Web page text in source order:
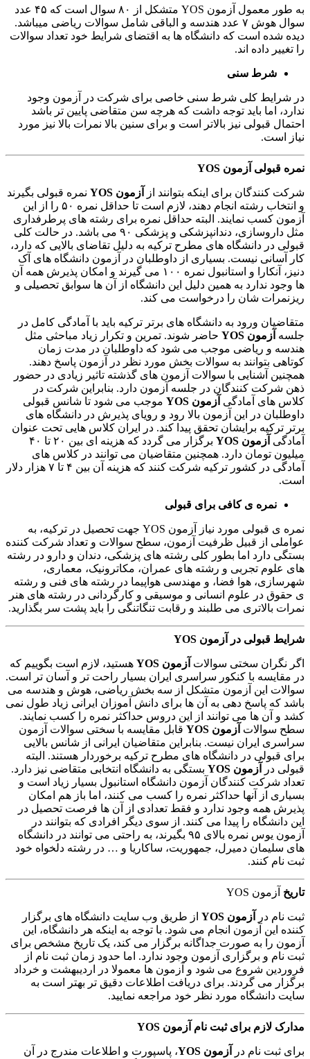
به طور معمول آزمون YOS متشکل از ۸۰ سوال است که ۴۵ عدد
سوال هوش ۷ عدد هندسه و الباقی شامل سوالات ریاضی میباشد.
دیده شده است که دانشگاه ها به اقتضای شرایط خود تعداد سوالات
را تغییر داده اند.
شرط سنی
در شرایط کلی شرط سنی خاصی برای شرکت در آزمون وجود
ندارد، اما باید توجه داشت که هرچه سن متقاضی پایین تر باشد
احتمال قبولی نیز بالاتر است و برای سنین بالا نمرات بالا نیز مورد
نیاز است.
نمره قبولی آزمون YOS
شرکت کنندگان برای اینکه بتوانند از آزمون YOS نمره قبولی بگیرند
و انتخاب رشته انجام دهند، لازم است تا حداقل نمره ۵۰ را از این
آزمون کسب نمایند. البته حداقل نمره برای رشته های پرطرفداری
مثل داروسازی، دندانپزشکی و پزشکی ۹۰ می باشد. در حالت کلی
قبولی در دانشگاه های مطرح ترکیه به دلیل تقاضای بالایی که دارد،
کار آسانی نیست. بسیاری از داوطلبان در آزمون دانشگاه های آک
دنیز، آنکارا و استانبول نمره ۱۰۰ می گیرند و امکان پذیرش همه آن
ها وجود ندارد به همین دلیل این دانشگاه از آن ها سوابق تحصیلی و
ریزنمرات شان را درخواست می کند.
متقاضیان ورود به دانشگاه های برتر ترکیه باید با آمادگی کامل در
جلسه آزمون YOS حاضر شوند. تمرین و تکرار زیاد مباحثی مثل
هندسه و ریاضی موجب می شود که داوطلبان در مدت زمان
کوتاهی بتوانند به سوالات بخش مورد نظر در آزمون پاسخ دهند.
همچنین آشنایی با سوالات آزمون های گذشته تاثیر زیادی در حضور
ذهن شرکت کنندگان در جلسه آزمون دارد. بنابراین شرکت در
کلاس های آمادگی آزمون YOS موجب می شود تا شانس قبولی
داوطلبان در این آزمون بالا رود و رویای پذیرش در دانشگاه های
برتر ترکیه برایشان تحقق پیدا کند. در ایران کلاس هایی تحت عنوان
آمادگی آزمون YOS
برگزار می گردد که هزینه ای بین ۲۰ تا ۴۰
میلیون تومان دارد. همچنین متقاضیان می توانند در کلاس های
آمادگی در کشور ترکیه شرکت کنند که هزینه آن بین ۴ تا ۷ هزار دلار
است.
نمره ی کافی برای قبولی
نمره ی قبولی مورد نیاز آزمون YOS جهت تحصیل در ترکیه، به
عواملی از قبیل ظرفیت آزمون، سطح سوالات و تعداد شرکت کننده
بستگی دارد اما بطور کلی رشته های پزشکی، دندان و دارو در رشته
های علوم تجربی و رشته های عمران، مکاترونیک، معماری،
شهرسازی، هوا فضا، و مهندسی هواپیما در رشته های فنی و رشته
ی حقوق در علوم انسانی و موسیقی و کارگردانی در رشته های هنر
نمرات بالاتری می طلبند و رقابت تنگاتنگی را باید پشت سر بگذارید.
شرایط قبولی در آزمون YOS
اگر نگران سختی سوالات آزمون YOS
هستید، لازم است بگوییم که
در مقایسه با کنکور سراسری ایران بسیار راحت تر و آسان تر است.
سوالات این آزمون متشکل از سه بخش ریاضی، هوش و هندسه می
باشد که پاسخ دهی به آن ها برای دانش آموزان ایرانی زیاد طول نمی
کشد و آن ها می توانند از این دروس حداکثر نمره را کسب نمایند.
سطح سوالات آزمون YOS
قابل مقایسه با سختی سوالات آزمون
سراسری ایران نیست. بنابراین متقاضیان ایرانی از شانس بالایی
برای قبولی در دانشگاه های مطرح ترکیه برخوردار هستند. البته
قبولی در
آزمون YOS
بستگی به دانشگاه انتخابی متقاضی نیز دارد.
تعداد شرکت کنندگان آزمون دانشگاه استانبول بسیار زیاد است و
بسیاری از آنها حداکثر نمره را کسب می کنند، اما باز هم امکان
پذیرش همه وجود ندارد و فقط تعدادی از آن ها فرصت تحصیل در
این دانشگاه را پیدا می کنند. از سوی دیگر افرادی که بتوانند در
آزمون یوس نمره بالای ۹۵ بگیرند، به راحتی می توانند در دانشگاه
های سلیمان دمیرل، جمهوریت، ساکاریا و … در رشته دلخواه خود
ثبت نام کنند.
تاریخ آزمون YOS
ثبت نام در آزمون YOS
از طریق وب سایت دانشگاه های برگزار
کننده این آزمون انجام می شود. با توجه به اینکه هر دانشگاه، این
آزمون را به صورت جداگانه برگزار می کند، یک تاریخ مشخص برای
ثبت نام و برگزاری آزمون وجود ندارد. اما حدود زمان ثبت نام از
فروردین شروع می شود و آزمون ها معمولا در اردیبهشت و خرداد
برگزار می گردند. برای دریافت اطلاعات دقیق تر بهتر است به
سایت دانشگاه مورد نظر خود مراجعه نمایید.
مدارک لازم برای ثبت نام آزمون YOS
برای ثبت نام در آزمون YOS
، پاسپورت و اطلاعات مندرج در آن